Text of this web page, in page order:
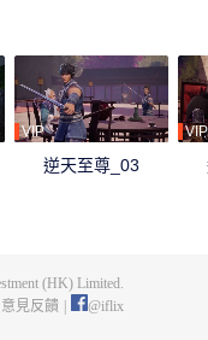
殺害，並詛咒其萬世輪
就連最疼愛的徒兒靈霞天
到最後一世轉生到了譚雲
尊轉生之人需要受到生死刺
爺偷情並被毆打，在將死
憑藉著鴻蒙神胎，逆天改
快速提升修為。譚雲先是
VIP
逆天至尊_03
VIP
(HK) Limited.
意見反饋 @iflix